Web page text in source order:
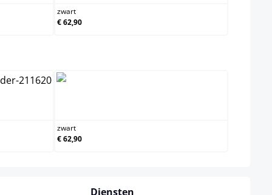
zwart
€ 62,90
zwart
€ 62,90
Diensten